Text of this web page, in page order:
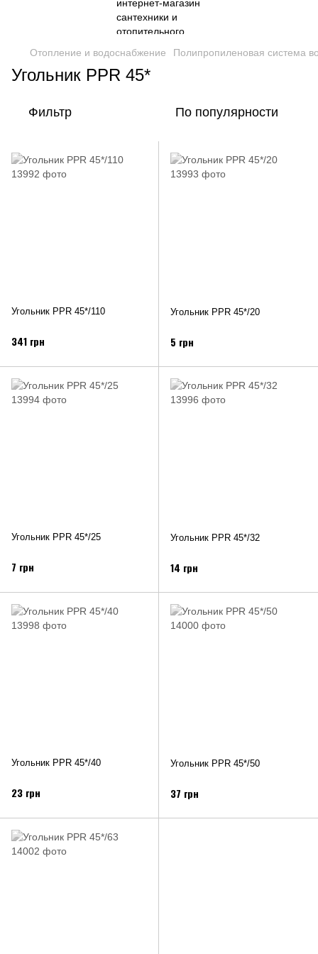
Отопление и водоснабжение Полипропиленовая система
Угольник PPR 45*
Фильтр По популярности
Угольник PPR 45*/110
341 грн
Угольник PPR 45*/20
5 грн
Угольник PPR 45*/25
7 грн
Угольник PPR 45*/32
14 грн
Угольник PPR 45*/40
23 грн
Угольник PPR 45*/50
37 грн